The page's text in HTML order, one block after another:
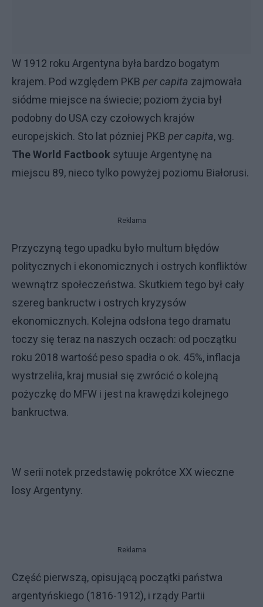
W 1912 roku Argentyna była bardzo bogatym
krajem. Pod względem PKB per capita zajmowała
siódme miejsce na świecie; poziom życia był
podobny do USA czy czołowych krajów
europejskich. Sto lat pózniej PKB per capita, wg.
The World Factbook sytuuje Argentynę na
miejscu 89, nieco tylko powyżej poziomu Białorusi.
Reklama
Przyczyną tego upadku było multum błędów
politycznych i ekonomicznych i ostrych konfliktów
wewnątrz społeczeństwa. Skutkiem tego był cały
szereg bankructw i ostrych kryzysów
ekonomicznych. Kolejna odsłona tego dramatu
toczy się teraz na naszych oczach: od początku
roku 2018 wartość peso spadła o ok. 45%, inflacja
wystrzeliła, kraj musiał się zwrócić o kolejną
pożyczkę do MFW i jest na krawędzi kolejnego
bankructwa.
W serii notek przedstawię pokrótce XX wieczne
losy Argentyny.
Reklama
Część pierwszą, opisującą początki państwa
argentyńskiego (1816-1912), i rządy Partii